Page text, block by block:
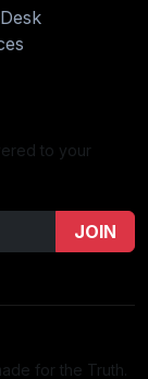
to your
JOIN
for the Truth.